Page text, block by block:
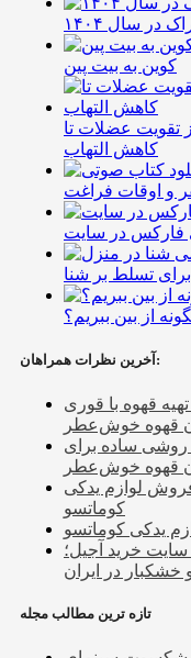
در سال ۱۴۰۴
کوین به بیت پین
تقویت عضلات تا
کاهش التهاب
و اوقات فراغت
تسلط بر شنا
از بین ببریم؟
آخرین نظرات همراهان:
قهوه با قوری
قهوه خوش‌عطر
روشی ساده برای
قهوه خوش‌عطر
لوازم یدکی
کوماتسو
یدکی کوماتسو
سایت خرید آجیل؛
تازه ترین مطالب مجله